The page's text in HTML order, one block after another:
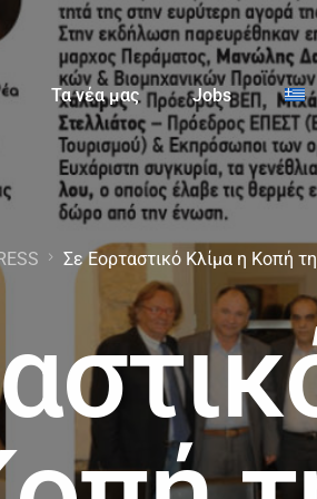
Τα νέα μας Jobs
Σε Εορταστικό Κλίμα η Κοπή